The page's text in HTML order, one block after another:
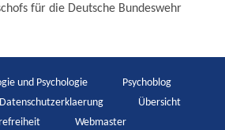
für die Deutsche Bundeswehr
und Psychologie
Psychoblog
Datenschutzerklaerung
Übersicht
Webmaster